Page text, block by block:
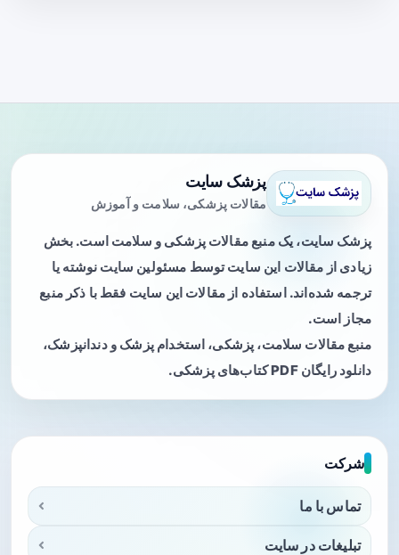
پزشک سایت
مقالات پزشکی، سلامت و آموزش
پزشک سایت، یک منبع مقالات پزشکی و سلامت است. بخش
زیادی از مقالات این سایت توسط مسئولین سایت نوشته یا
ترجمه شده‌اند. استفاده از مقالات این سایت فقط با ذکر منبع
مجاز است.
منبع مقالات سلامت، پزشکی، استخدام پزشک و دندانپزشک،
دانلود رایگان PDF کتاب‌های پزشکی.
شرکت
تماس با ما
تبلیغات در سایت